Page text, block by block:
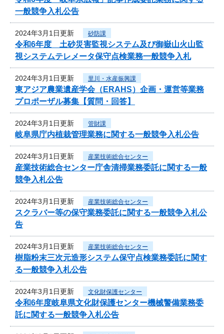
一般競争入札公告
2024年3月1日更新 砂防課
令和6年度 土砂災害監視システム及び御嶽山火山監
視システムテレメータ保守点検業務一般競争入札
2024年3月1日更新 里川・水産振興課
東アジア農業遺産学会（ERAHS）企画・運営等業務
プロポーザル募集【質問・回答】
2024年3月1日更新 管財課
岐阜県庁内植栽管理業務に関する一般競争入札公告
2024年3月1日更新 産業技術総合センター
産業技術総合センター庁舎清掃業務委託に関する一般
競争入札公告
2024年3月1日更新 産業技術総合センター
スクラバー等の保守業務委託に関する一般競争入札公
告
2024年3月1日更新 産業技術総合センター
樹脂粉末三次元造形システム保守点検業務委託に関す
る一般競争入札公告
2024年3月1日更新 文化財保護センター
令和6年度岐阜県文化財保護センター機械警備業務委
託に関する一般競争入札公告